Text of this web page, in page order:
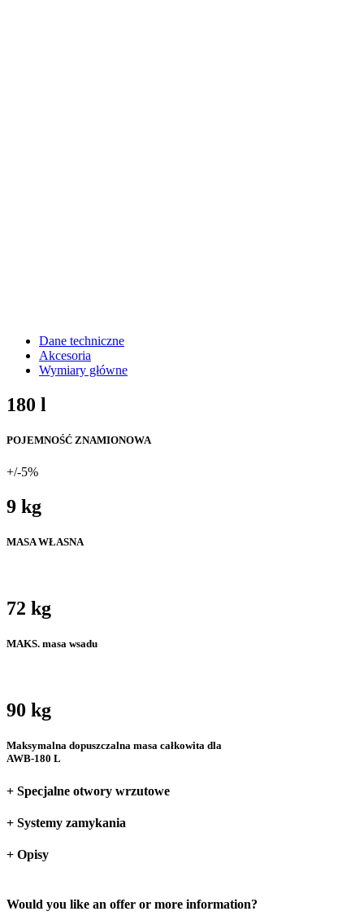
Dane techniczne
Akcesoria
Wymiary główne
180 l
POJEMNOŚĆ ZNAMIONOWA
+/-5%
9 kg
MASA WŁASNA
72 kg
MAKS. masa wsadu
90 kg
Maksymalna dopuszczalna masa całkowita dla
AWB-180 L
+ Specjalne otwory wrzutowe
+ Systemy zamykania
+ Opisy
Would you like an offer or more information?